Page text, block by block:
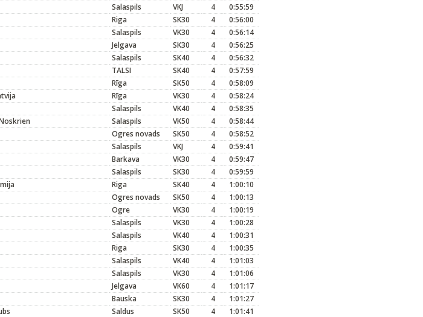
Salaspils VKJ 4
0:55:59
Riga SK30 4
0:56:00
Salaspils VK30 4
0:56:14
Jelgava SK30 4
0:56:25
Salaspils SK40 4
0:56:32
TALSI SK40 4
0:57:59
Rīga SK50 4
0:58:09
Rīga VK30 4
0:58:24
Salaspils VK40 4
0:58:35
Salaspils VK50 4
0:58:44
Ogres novads SK50 4
0:58:52
Salaspils VKJ 4
0:59:41
Barkava VK30 4
0:59:47
Salaspils SK30 4
0:59:59
Riga SK40 4
1:00:10
Ogres novads SK50 4
1:00:13
Ogre VK30 4
1:00:19
Salaspils VK30 4
1:00:28
Salaspils VK40 4
1:00:31
Riga SK30 4
1:00:35
Salaspils VK40 4
1:01:03
Salaspils VK30 4
1:01:06
Jelgava VK60 4
1:01:17
Bauska SK30 4
1:01:27
Saldus SK50 4
1:01:41